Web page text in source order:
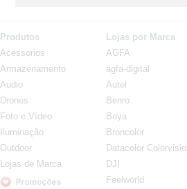
Produtos
Acessorios
Armazenamento
Audio
Drones
Foto e Vídeo
Iluminação
Outdoor
Lojas de Marca
Lojas por Marca
AGFA
agfa-digital
Autel
Benro
Boya
Broncolor
Datacolor
DJI
Feelworld